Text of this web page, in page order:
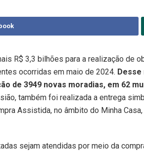
R$ 3,3 bilhões para a realização de
ocorridas em maio de 2024. Desse
de 3949 novas moradias, em 62
também foi realizada a entrega
Assistida, no âmbito do Minha
sejam atendidas por meio da